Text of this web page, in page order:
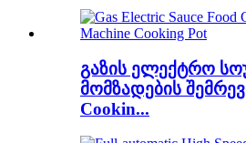
გაზის ელექტრო
მომზადების
Cookin...